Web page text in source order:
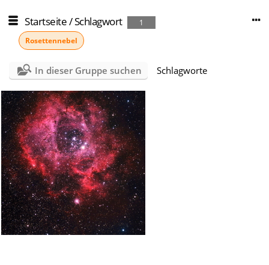
Startseite/Schlagwort
1
Rosettennebel
In dieser Gruppe suchen Schlagworte